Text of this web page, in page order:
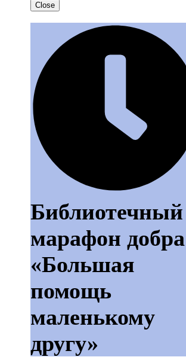
Close
Библиотечный
марафон добра
«Большая
помощь
маленькому
другу»